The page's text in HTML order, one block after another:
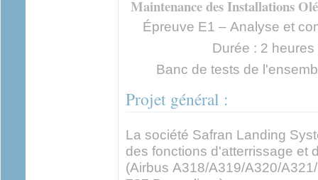
Maintenance des Installations
Épreuve E1 – Analyse et
Durée : 2
Banc de tests de
Projet général :
La société Safran Landing
des fonctions d'atterrissage et
(Airbus A318/A319/A320/